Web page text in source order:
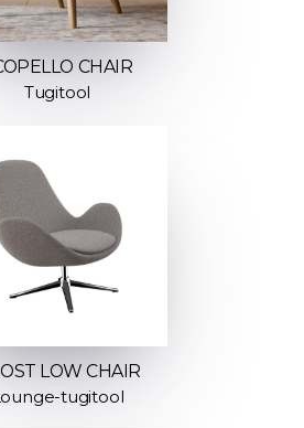
CHAIR
Tugitool
LOW CHAIR
tugitool